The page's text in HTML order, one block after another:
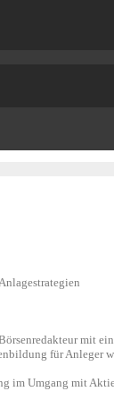
mit
für Anleger
im Umgang mit